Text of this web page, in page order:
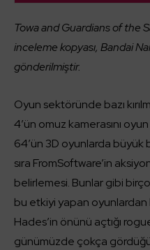
Towa and Guardians of the
inceleme kopyası, Bandai
gönderilmiştir.
Oyun sektöründe bazı
4’ün omuz kamerasını
64’ün 3D oyunlarda büyük
sıra FromSoftware’in
belirlemesi. Bunlar gibi
bu etkiyi yapan oyunlardan
Hades’in önünü açtığı
günümüzde çokça